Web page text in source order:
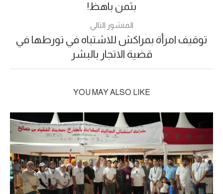
بثمن باهظ!
المنشور التالي
توقيف امرأة بمراكش للاشتباه في تورطها في
قضية الاتجار بالبشر
YOU MAY ALSO LIKE